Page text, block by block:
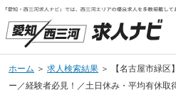
ホーム ＞ 求人検索結果 ＞ 【名古屋市緑区
ー／経験者必見！／土日休み・平均有休